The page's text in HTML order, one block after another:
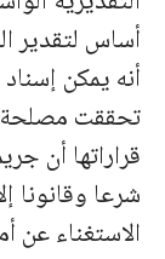
أساس لتقدير
أنه يمكن
تحققت
قراراتها أن
شرعا وقانونا
الاستغناء عن